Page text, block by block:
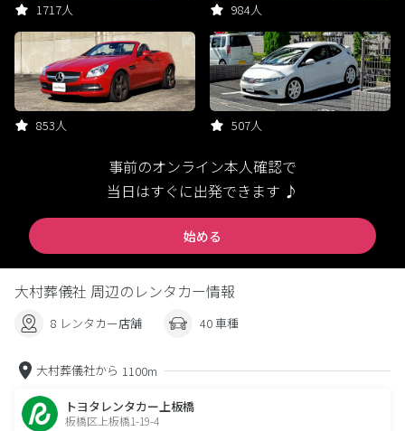
1717人 984人
853人 507人
事前のオンライン本人確認で
当日はすぐに出発できます ♪
始める
大村葬儀社 周辺のレンタカー情報
8 レンタカー店舗 40 車種
大村葬儀社から 1100m
トヨタレンタカー上板橋
板橋区上板橋1-19-4